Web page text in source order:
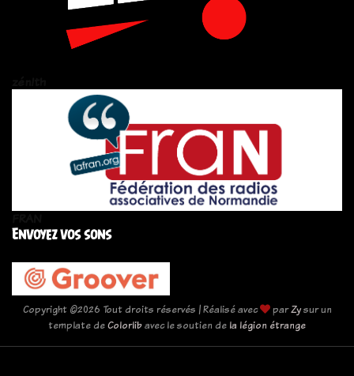
Envoyez vos sons
Copyright ©2026 Tout droits réservés | Réalisé avec parZysur un
template deColorlibavec le soutien de la légion étrange